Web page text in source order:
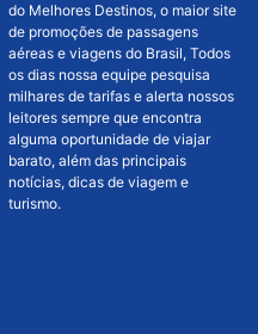
do Melhores Destinos, o maior site
de promoções de passagens
aéreas e viagens do Brasil, Todos
os dias nossa equipe pesquisa
milhares de tarifas e alerta nossos
leitores sempre que encontra
alguma oportunidade de viajar
barato, além das principais
notícias, dicas de viagem e
turismo.